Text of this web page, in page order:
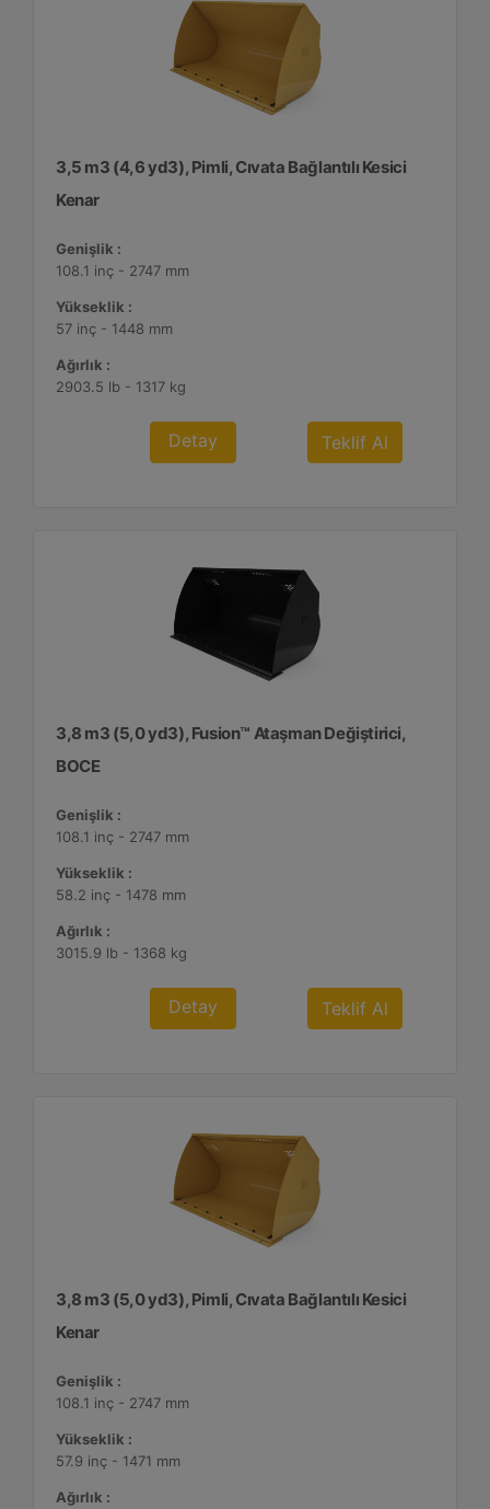
3,5 m3 (4,6 yd3), Pimli, Cıvata Bağlantılı Kesici
Kenar
Genişlik :
108.1 inç - 2747 mm
Yükseklik :
57 inç - 1448 mm
Ağırlık :
2903.5 lb - 1317 kg
Detay Teklif Al
3,8 m3 (5,0 yd3), Fusion™ Ataşman Değiştirici,
BOCE
Genişlik :
108.1 inç - 2747 mm
Yükseklik :
58.2 inç - 1478 mm
Ağırlık :
3015.9 lb - 1368 kg
Detay Teklif Al
3,8 m3 (5,0 yd3), Pimli, Cıvata Bağlantılı Kesici
Kenar
Genişlik :
108.1 inç - 2747 mm
Yükseklik :
57.9 inç - 1471 mm
Ağırlık :